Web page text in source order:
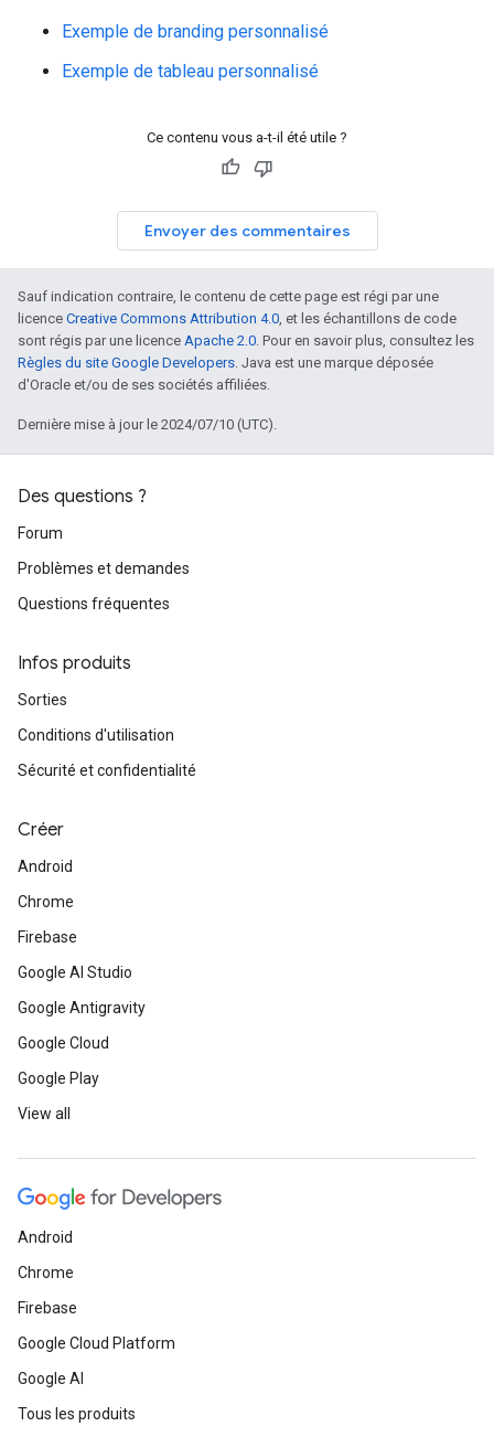
Exemple de branding personnalisé
Exemple de tableau personnalisé
Ce contenu vous a-t-il été utile ?
Envoyer des commentaires
Sauf indication contraire, le contenu de cette page est régi par une
licence Creative Commons Attribution 4.0, et les échantillons de code
sont régis par une licence Apache 2.0. Pour en savoir plus, consultez les
Règles du site Google Developers. Java est une marque déposée
d'Oracle et/ou de ses sociétés affiliées.
Dernière mise à jour le 2024/07/10 (UTC).
Des questions ?
Forum
Problèmes et demandes
Questions fréquentes
Infos produits
Sorties
Conditions d'utilisation
Sécurité et confidentialité
Créer
Android
Chrome
Firebase
Google AI Studio
Google Antigravity
Google Cloud
Google Play
View all
Android
Chrome
Firebase
Google Cloud Platform
Google AI
Tous les produits